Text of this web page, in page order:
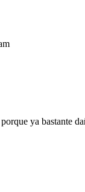
ya bastante